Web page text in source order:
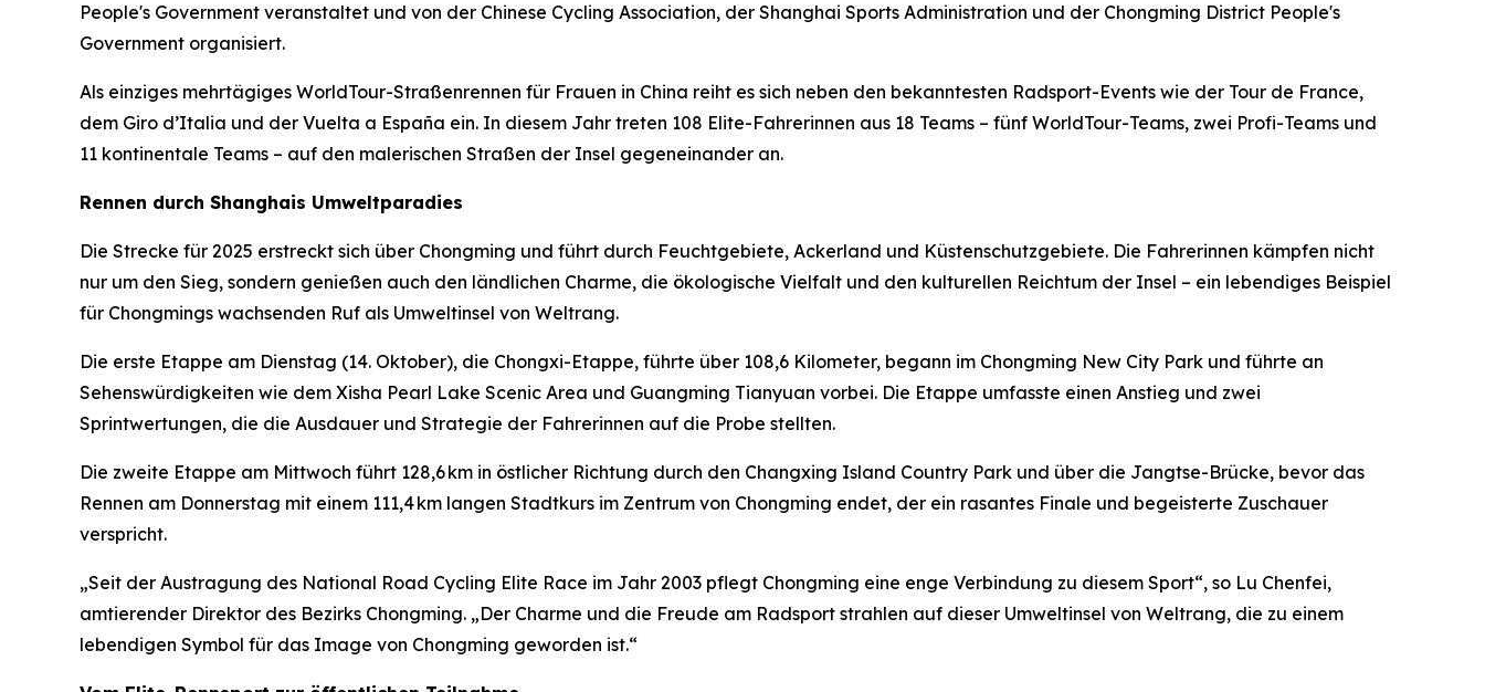
People's Government veranstaltet und von der Chinese Cycling Association, der Shanghai Sports Administration und der Chongming District People's
Government organisiert.
Als einziges mehrtägiges WorldTour-Straßenrennen für Frauen in China reiht es sich neben den bekanntesten Radsport-Events wie der Tour de France,
dem Giro d’Italia und der Vuelta a España ein. In diesem Jahr treten 108 Elite-Fahrerinnen aus 18 Teams – fünf WorldTour-Teams, zwei Profi-Teams und
11 kontinentale Teams – auf den malerischen Straßen der Insel gegeneinander an.
Rennen durch Shanghais Umweltparadies
Die Strecke für 2025 erstreckt sich über Chongming und führt durch Feuchtgebiete, Ackerland und Küstenschutzgebiete. Die Fahrerinnen kämpfen nicht
nur um den Sieg, sondern genießen auch den ländlichen Charme, die ökologische Vielfalt und den kulturellen Reichtum der Insel – ein lebendiges Beispiel
für Chongmings wachsenden Ruf als Umweltinsel von Weltrang.
Die erste Etappe am Dienstag (14. Oktober), die Chongxi-Etappe, führte über 108,6 Kilometer, begann im Chongming New City Park und führte an
Sehenswürdigkeiten wie dem Xisha Pearl Lake Scenic Area und Guangming Tianyuan vorbei. Die Etappe umfasste einen Anstieg und zwei
Sprintwertungen, die die Ausdauer und Strategie der Fahrerinnen auf die Probe stellten.
Die zweite Etappe am Mittwoch führt 128,6 km in östlicher Richtung durch den Changxing Island Country Park und über die Jangtse-Brücke, bevor das
Rennen am Donnerstag mit einem 111,4 km langen Stadtkurs im Zentrum von Chongming endet, der ein rasantes Finale und begeisterte Zuschauer
verspricht.
„Seit der Austragung des National Road Cycling Elite Race im Jahr 2003 pflegt Chongming eine enge Verbindung zu diesem Sport“, so Lu Chenfei,
amtierender Direktor des Bezirks Chongming. „Der Charme und die Freude am Radsport strahlen auf dieser Umweltinsel von Weltrang, die zu einem
lebendigen Symbol für das Image von Chongming geworden ist.“